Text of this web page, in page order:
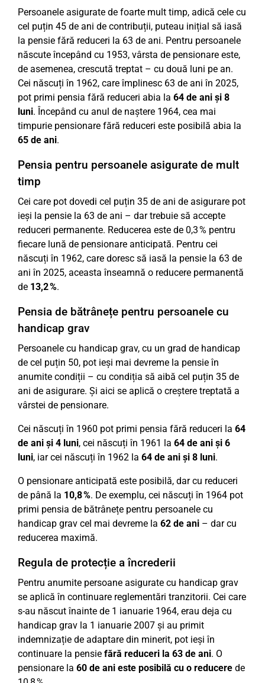
Persoanele asigurate de foarte mult timp, adică cele cu
cel puțin 45 de ani de contribuții, puteau inițial să iasă
la pensie fără reduceri la 63 de ani. Pentru persoanele
născute începând cu 1953, vârsta de pensionare este,
de asemenea, crescută treptat – cu două luni pe an.
Cei născuți în 1962, care împlinesc 63 de ani în 2025,
pot primi pensia fără reduceri abia la 64 de ani și 8
luni. Începând cu anul de naștere 1964, cea mai
timpurie pensionare fără reduceri este posibilă abia la
65 de ani.
Pensia pentru persoanele asigurate de mult
timp
Cei care pot dovedi cel puțin 35 de ani de asigurare pot
ieși la pensie la 63 de ani – dar trebuie să accepte
reduceri permanente. Reducerea este de 0,3 % pentru
fiecare lună de pensionare anticipată. Pentru cei
născuți în 1962, care doresc să iasă la pensie la 63 de
ani în 2025, aceasta înseamnă o reducere permanentă
de 13,2 %.
Pensia de bătrânețe pentru persoanele cu
handicap grav
Persoanele cu handicap grav, cu un grad de handicap
de cel puțin 50, pot ieși mai devreme la pensie în
anumite condiții – cu condiția să aibă cel puțin 35 de
ani de asigurare. Și aici se aplică o creștere treptată a
vârstei de pensionare.
Cei născuți în 1960 pot primi pensia fără reduceri la 64
de ani și 4 luni, cei născuți în 1961 la 64 de ani și 6
luni, iar cei născuți în 1962 la 64 de ani și 8 luni.
O pensionare anticipată este posibilă, dar cu reduceri
de până la 10,8 %. De exemplu, cei născuți în 1964 pot
primi pensia de bătrânețe pentru persoanele cu
handicap grav cel mai devreme la 62 de ani – dar cu
reducerea maximă.
Regula de protecție a încrederii
Pentru anumite persoane asigurate cu handicap grav
se aplică în continuare reglementări tranzitorii. Cei care
s-au născut înainte de 1 ianuarie 1964, erau deja cu
handicap grav la 1 ianuarie 2007 și au primit
indemnizație de adaptare din minerit, pot ieși în
continuare la pensie fără reduceri la 63 de ani. O
pensionare la 60 de ani este posibilă cu o reducere de